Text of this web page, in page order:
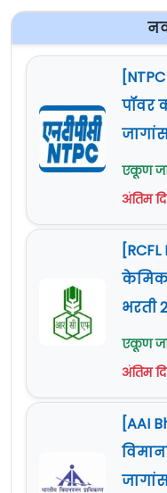
पॉवर
एकूण
अंतिम
भरती
एकूण
अंतिम
[AAI